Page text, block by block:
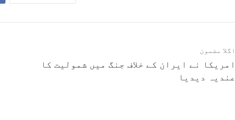
اگلا مضمون
امریکا نے ایران کے خلاف جنگ میں شمولیت کا
عندیہ دیدیا